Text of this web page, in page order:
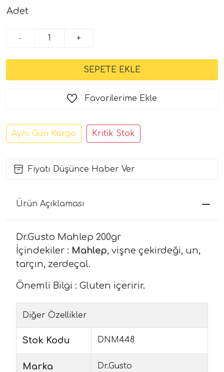
Adet
- +
Favorilerime Ekle
Aynı Gün Kargo Kritik Stok
Fiyatı Düşünce Haber Ver
Ürün Açıklaması
Dr.Gusto Mahlep 200gr
İçindekiler : Mahlep, vişne çekirdeği, un,
tarçın, zerdeçal.
Önemli Bilgi : Gluten içeririr.
Diğer Özellikler
Stok Kodu DNM448
Marka Dr.Gusto